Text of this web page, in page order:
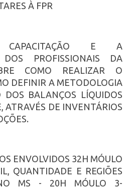
À FPR
E A
DOS PROFISSIONAIS DA
COMO REALIZAR O
DEFINIR A METODOLOGIA
DOS BALANÇOS LÍQUIDOS
ATRAVÉS DE INVENTÁRIOS
ENVOLVIDOS 32H MÓULO
QUANTIDADE E REGIÕES
NO MS - 20H MÓULO 3-